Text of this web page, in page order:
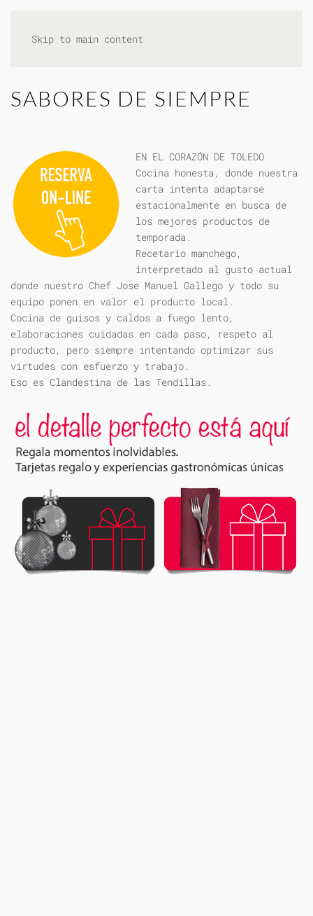
Skip to main content
SABORES DE SIEMPRE
EN EL CORAZÓN DE TOLEDO
Cocina honesta, donde nuestra
carta intenta adaptarse
estacionalmente en busca de
los mejores productos de
temporada.
Recetario manchego,
interpretado al gusto actual
donde nuestro Chef Jose Manuel Gallego y todo su
equipo ponen en valor el producto local.
Cocina de guisos y caldos a fuego lento,
elaboraciones cuidadas en cada paso, respeto al
producto, pero siempre intentando optimizar sus
virtudes con esfuerzo y trabajo.
Eso es Clandestina de las Tendillas.